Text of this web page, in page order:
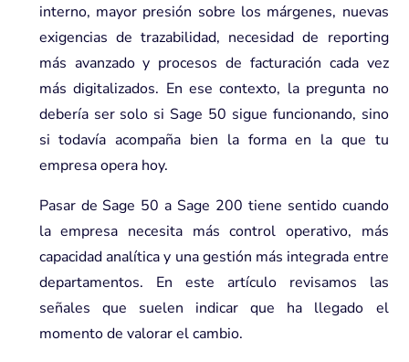
interno, mayor presión sobre los márgenes, nuevas
exigencias de trazabilidad, necesidad de reporting
más avanzado y procesos de facturación cada vez
más digitalizados. En ese contexto, la pregunta no
debería ser solo si Sage 50 sigue funcionando, sino
si todavía acompaña bien la forma en la que tu
empresa opera hoy.
Pasar de Sage 50 a Sage 200 tiene sentido cuando
la empresa necesita más control operativo, más
capacidad analítica y una gestión más integrada entre
departamentos. En este artículo revisamos las
señales que suelen indicar que ha llegado el
momento de valorar el cambio.